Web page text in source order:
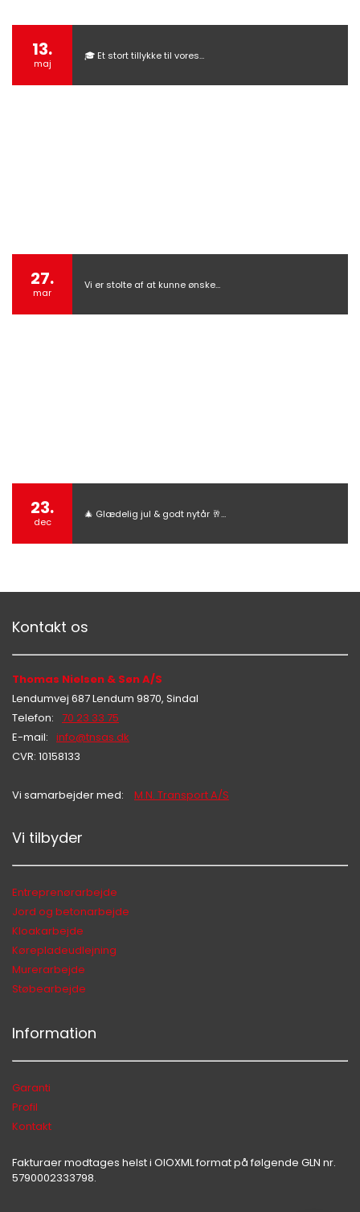
13.
maj
🎓 Et stort tillykke til vores…
27.
mar
Vi er stolte af at kunne ønske…
23.
dec
🎄 Glædelig jul & godt nytår 🥂…
Kontakt os
Thomas Nielsen & Søn A/S
Lendumvej 687 Lendum 9870, Sindal
Telefon: 70 23 33 75
E-mail: info@tnsas.dk
CVR: 10158133
Vi samarbejder med: M.N. Transport A/S
Vi tilbyder
Entreprenørarbejde
Jord og betonarbejde
Kloakarbejde
Kørepladeudlejning
Murerarbejde
Støbearbejde
Information
Garanti
Profil
Kontakt
Fakturaer modtages helst i OIOXML format på følgende GLN nr.
5790002333798.
Hej 👋
Hvordan kan vi hjælpe?
Har du et spørgsmål? Start en ny samtale
Tjenester